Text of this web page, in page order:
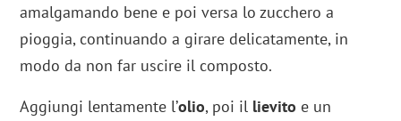
amalgamando bene e poi versa lo zucchero a
pioggia, continuando a girare delicatamente, in
modo da non far uscire il composto.
Aggiungi lentamente l’olio, poi il lievito e un